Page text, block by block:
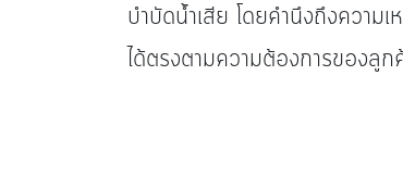
บำบัดน้ำเสีย โดยคํานึงถึงความ
ได้ตรงตามความต้องการของลู